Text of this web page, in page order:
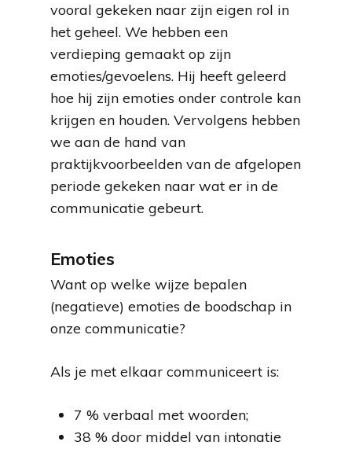
vooral gekeken naar zijn eigen rol in
het geheel. We hebben een
verdieping gemaakt op zijn
emoties/gevoelens. Hij heeft geleerd
hoe hij zijn emoties onder controle kan
krijgen en houden. Vervolgens hebben
we aan de hand van
praktijkvoorbeelden van de afgelopen
periode gekeken naar wat er in de
communicatie gebeurt.
Emoties
Want op welke wijze bepalen
(negatieve) emoties de boodschap in
onze communicatie?
Als je met elkaar communiceert is:
7 % verbaal met woorden;
38 % door middel van intonatie